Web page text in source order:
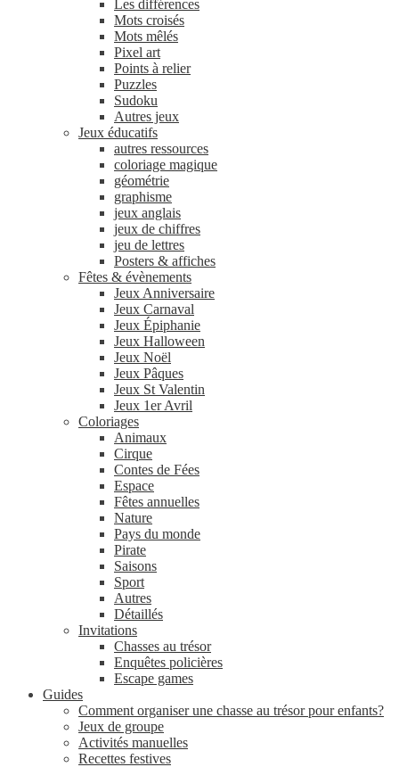
Les différences
Mots croisés
Mots mêlés
Pixel art
Points à relier
Puzzles
Sudoku
Autres jeux
Jeux éducatifs
autres ressources
coloriage magique
géométrie
graphisme
jeux anglais
jeux de chiffres
jeu de lettres
Posters & affiches
Fêtes & évènements
Jeux Anniversaire
Jeux Carnaval
Jeux Épiphanie
Jeux Halloween
Jeux Noël
Jeux Pâques
Jeux St Valentin
Jeux 1er Avril
Coloriages
Animaux
Cirque
Contes de Fées
Espace
Fêtes annuelles
Nature
Pays du monde
Pirate
Saisons
Sport
Autres
Détaillés
Invitations
Chasses au trésor
Enquêtes policières
Escape games
Guides
Comment organiser une chasse au trésor pour enfants?
Jeux de groupe
Activités manuelles
Recettes festives